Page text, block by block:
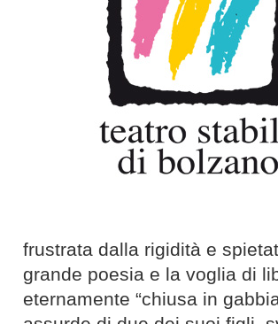
frustrata dalla rigidità e
grande poesia e la voglia di
eternamente “chiusa in